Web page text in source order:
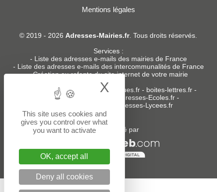
Mentions légales
© 2019 - 2026Adresses-Mairies.fr. Tous droits réservés.
Services :
- Liste des adresses e-mails des mairies de France
- Liste des adresses e-mails des intercommunalités de France
-Création ou refonte du site internet de votre mairie
Sites partenaires: donneespubliques.fr - boites-lettres.fr -
bureaux.boites-lettres.fr
Adresses-Ecoles.fr -
Adresses-Lycees.fr
Un service édité par
This site uses cookies and
gives you control over what
you want to activate
OK, accept all
Deny all cookies
X Hide cookie